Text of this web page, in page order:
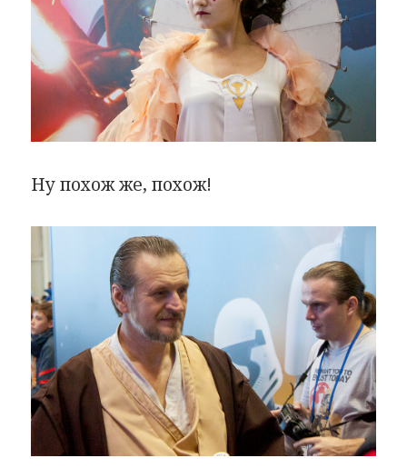
Ну похож же, похож!